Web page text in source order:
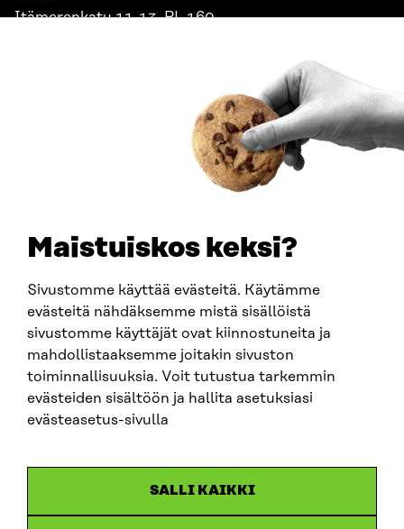
Maistuiskos keksi?
Sivustomme käyttää evästeitä. Käytämme
evästeitä nähdäksemme mistä sisällöistä
sivustomme käyttäjät ovat kiinnostuneita ja
mahdollistaaksemme joitakin sivuston
toiminnallisuuksia. Voit tutustua tarkemmin
evästeiden sisältöön ja hallita asetuksiasi
evästeasetus-sivulla
SALLI KAIKKI
Itämerenkatu 11-13, PL 160,
SITRA SOSIAALISESSA MEDIASSA
LinkedIn
Instagram
YouTube